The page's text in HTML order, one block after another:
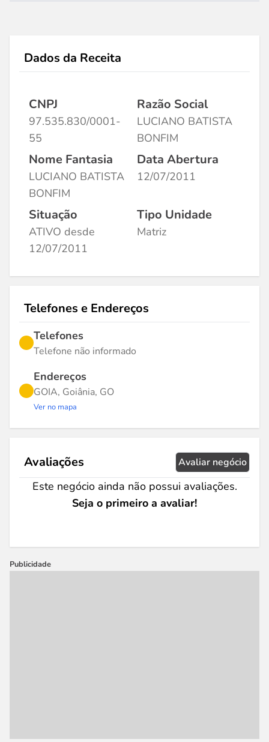
Dados da Receita
CNPJ
97.535.830/0001-
55
Razão Social
LUCIANO BATISTA
BONFIM
Nome Fantasia
LUCIANO BATISTA
BONFIM
Data Abertura
12/07/2011
Situação
ATIVO desde
12/07/2011
Tipo Unidade
Matriz
Telefones e Endereços
Telefones
Telefone não informado
Endereços
GOIA, Goiânia, GO
Ver no mapa
Avaliações Avaliar negócio
Este negócio ainda não possui avaliações.
Seja o primeiro a avaliar!
Publicidade